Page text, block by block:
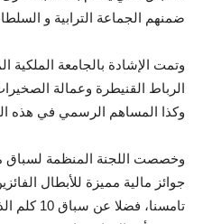
ضمنهم الجماعة الترابية و
وتمت الإشادة بالجامعة الملكية
الرباط القنيطرة وعمالة
وكذا المساهم الرسمي في هذه
وخصصت اللجنة المنظمة لسباق
جوائز مالية مميزة للأبطال